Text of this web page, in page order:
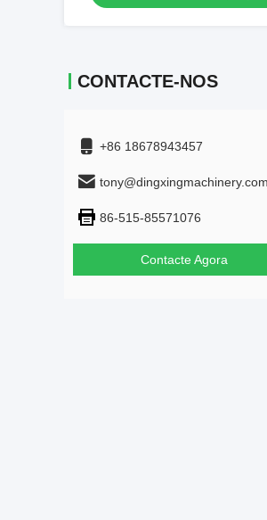
CONTACTE-NOS
+86 18678943457
tony@dingxingmachinery.com
86-515-85571076
Contacte Agora